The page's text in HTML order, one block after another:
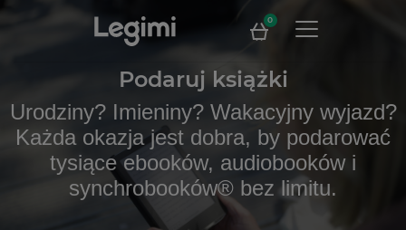
0
Podaruj książki
Urodziny? Imieniny? Wakacyjny wyjazd?
Każda okazja jest dobra, by podarować
tysiące ebooków, audiobooków i
synchrobooków® bez limitu.